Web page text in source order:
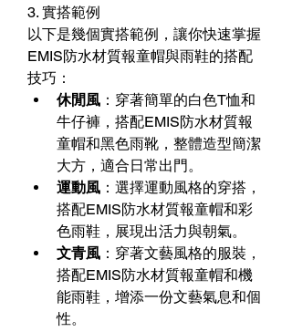
3. 實搭範例
以下是幾個實搭範例，讓你快速掌握
EMIS防水材質報童帽與雨鞋的搭配
技巧：
休閒風 ：穿著簡單的白色T恤和
牛仔褲，搭配EMIS防水材質報
童帽和黑色雨靴，整體造型簡潔
大方，適合日常出門。
運動風 ：選擇運動風格的穿搭，
搭配EMIS防水材質報童帽和彩
色雨鞋，展現出活力與朝氣。
文青風 ：穿著文藝風格的服裝，
搭配EMIS防水材質報童帽和機
能雨鞋，增添一份文藝氣息和個
性。